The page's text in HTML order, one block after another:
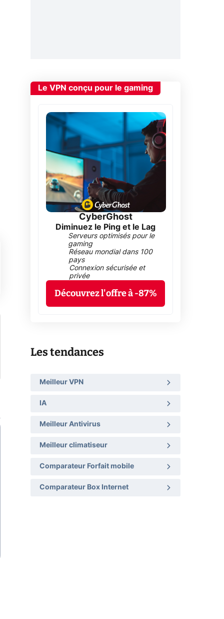
Le VPN conçu pour le gaming
CyberGhost
Diminuez le Ping et le Lag
Serveurs optimisés pour le
gaming
Réseau mondial dans 100
pays
Connexion sécurisée et
privée
Découvrez l'offre à -87%
Les tendances
Meilleur VPN
IA
Meilleur Antivirus
Meilleur climatiseur
Comparateur Forfait mobile
Comparateur Box Internet